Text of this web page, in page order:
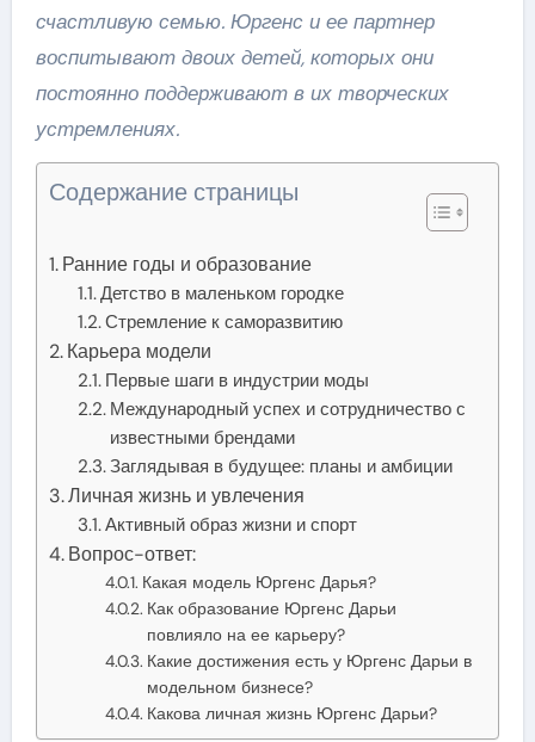
счастливую семью. Юргенс и ее партнер
воспитывают двоих детей, которых они
постоянно поддерживают в их творческих
устремлениях.
Содержание страницы
Ранние годы и образование
Детство в маленьком городке
Стремление к саморазвитию
Карьера модели
Первые шаги в индустрии моды
Международный успех и сотрудничество с
известными брендами
Заглядывая в будущее: планы и амбиции
Личная жизнь и увлечения
Активный образ жизни и спорт
Вопрос-ответ:
Какая модель Юргенс Дарья?
Как образование Юргенс Дарьи
повлияло на ее карьеру?
Какие достижения есть у Юргенс Дарьи в
модельном бизнесе?
Какова личная жизнь Юргенс Дарьи?